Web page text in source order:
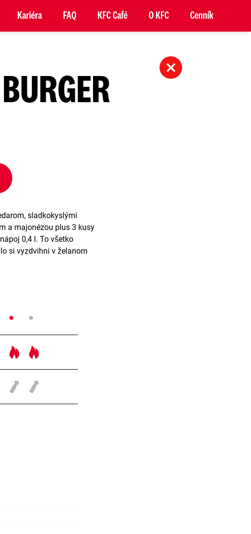
Kariéra FAQ KFC Café O KFC Cenník
sladkokyslými
a majonézou plus 3 kusy
0,4 l. To všetko
si vyzdvihni v želanom